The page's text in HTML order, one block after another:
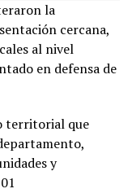
la
cercana,
al nivel
en defensa de
territorial que
y